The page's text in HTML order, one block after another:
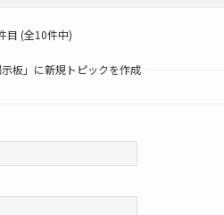
目 (全10件中)
板」に新規トピックを作成